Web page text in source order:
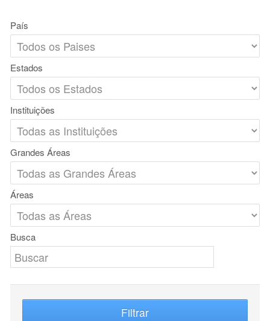
País
Estados
Instituições
Grandes Áreas
Áreas
Busca
Filtrar